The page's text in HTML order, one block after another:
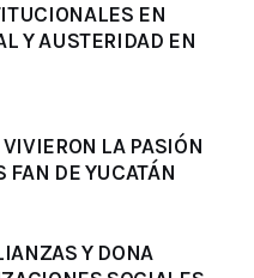
EN
Y AUSTERIDAD EN
LA PASIÓN
FAN DE YUCATÁN
Y DONA